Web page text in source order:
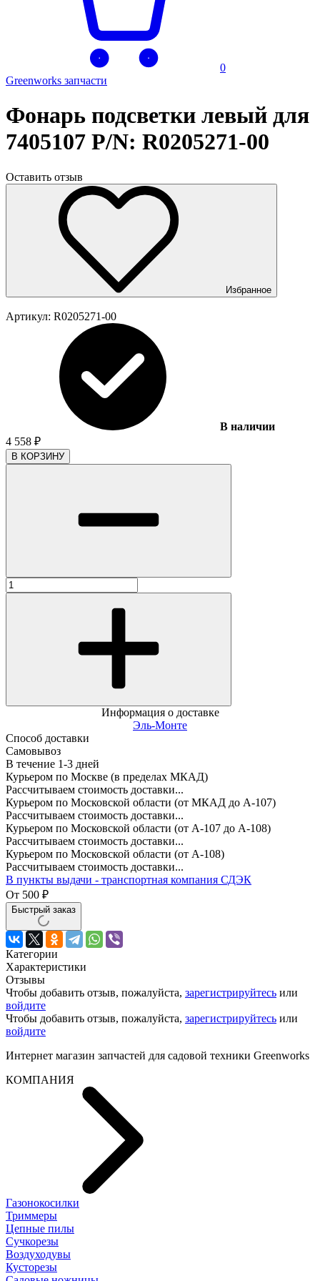
0
Greenworks запчасти
Фонарь подсветки левый для
7405107 P/N: R0205271-00
Оставить отзыв
Избранное
Артикул: R0205271-00
В наличии
4 558 ₽
В КОРЗИНУ
Информация о доставке
Эль-Монте
Способ доставки
Самовывоз
В течение 1-3 дней
Курьером по Москве (в пределах МКАД)
Рассчитываем стоимость доставки...
Курьером по Московской области (от МКАД до А-107)
Рассчитываем стоимость доставки...
Курьером по Московской области (от А-107 до А-108)
Рассчитываем стоимость доставки...
Курьером по Московской области (от А-108)
Рассчитываем стоимость доставки...
В пункты выдачи - транспортная компания СДЭК
От 500 ₽
Быстрый заказ
Категории
Характеристики
Отзывы
Чтобы добавить отзыв, пожалуйста, зарегистрируйтесь или
войдите
Чтобы добавить отзыв, пожалуйста, зарегистрируйтесь или
войдите
Интернет магазин запчастей для садовой техники Greenworks
КОМПАНИЯ
Газонокосилки
Триммеры
Цепные пилы
Cучкорезы
Воздуходувы
Кусторезы